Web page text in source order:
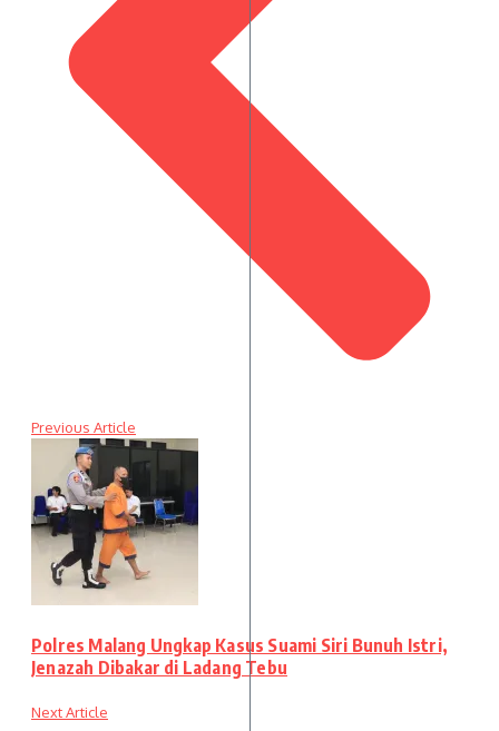
Previous Article
Polres Malang Ungkap Kasus Suami Siri Bunuh Istri,
Jenazah Dibakar di Ladang Tebu
Next Article